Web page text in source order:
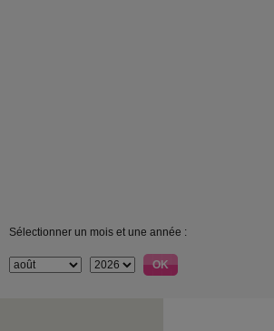
Sélectionner un mois et une année :